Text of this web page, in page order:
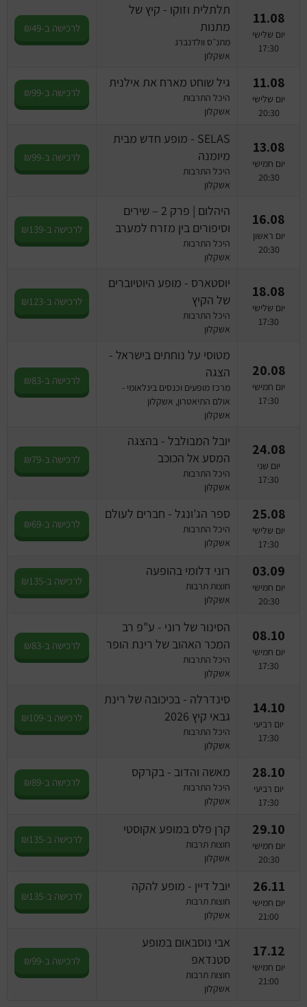
11.08
יום שלישי
17:30
תלתלית וזוקו - קיץ של
מתנות
מתנ״ס וולדנברג
אשקלון
לרכישה ב-₪49
11.08
יום שלישי
20:30
גיל שוחט מארח את אילנית
היכל התרבות
אשקלון
לרכישה ב-₪99
13.08
יום חמישי
20:30
SELAS - מופע חדש מבית
מיומנה
היכל התרבות
אשקלון
לרכישה ב-₪99
16.08
יום ראשון
20:30
היהלום | פרק 2 – שירים
וסיפורים בין מזרח למערב
היכל התרבות
אשקלון
לרכישה ב-₪139
18.08
יום שלישי
17:30
יוסטארס - מופע היוטיוברים
של הקיץ
היכל התרבות
אשקלון
לרכישה ב-₪123
20.08
יום חמישי
17:30
מטוסי על נוחתים בישראל -
הצגה
מרכז מופעים וכנסים בינלאומי -
אולם התיאטרון, אשקלון
אשקלון
לרכישה ב-₪83
24.08
יום שני
17:30
יובל המבולבל - בהצגה
המסע אל הכוכב
היכל התרבות
אשקלון
לרכישה ב-₪79
25.08
יום שלישי
17:30
ספר הג’ונגל - חברים לעולם
היכל התרבות
אשקלון
לרכישה ב-₪69
03.09
יום חמישי
20:30
רוני דלומי בהופעה
חוצות תרבות
אשקלון
לרכישה ב-₪135
08.10
יום חמישי
17:30
הסינור של רוני - ע"פ רב
המכר האהוב של רינת הופר
היכל התרבות
אשקלון
לרכישה ב-₪83
14.10
יום רביעי
17:30
סינדרלה - בכיכובה של רינת
גבאי קיץ 2026
היכל התרבות
אשקלון
לרכישה ב-₪109
28.10
יום רביעי
17:30
מאשה והדוב - בקרקס
היכל התרבות
אשקלון
לרכישה ב-₪89
29.10
יום חמישי
20:30
קרן פלס במופע אקוסטי
חוצות תרבות
אשקלון
לרכישה ב-₪135
26.11
יום חמישי
21:00
יובל דיין - מופע להקה
חוצות תרבות
אשקלון
לרכישה ב-₪135
17.12
יום חמישי
21:00
אבי נוסבאום במופע
סטנדאפ
חוצות תרבות
אשקלון
לרכישה ב-₪99